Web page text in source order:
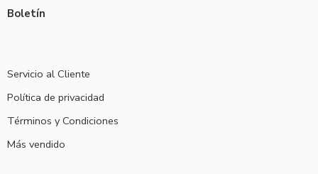
Boletín
Servicio al Cliente
Política de privacidad
Términos y Condiciones
Más vendido